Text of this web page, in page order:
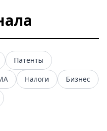
Патенты
Налоги Бизнес